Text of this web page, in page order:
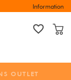
Information
OUTLET